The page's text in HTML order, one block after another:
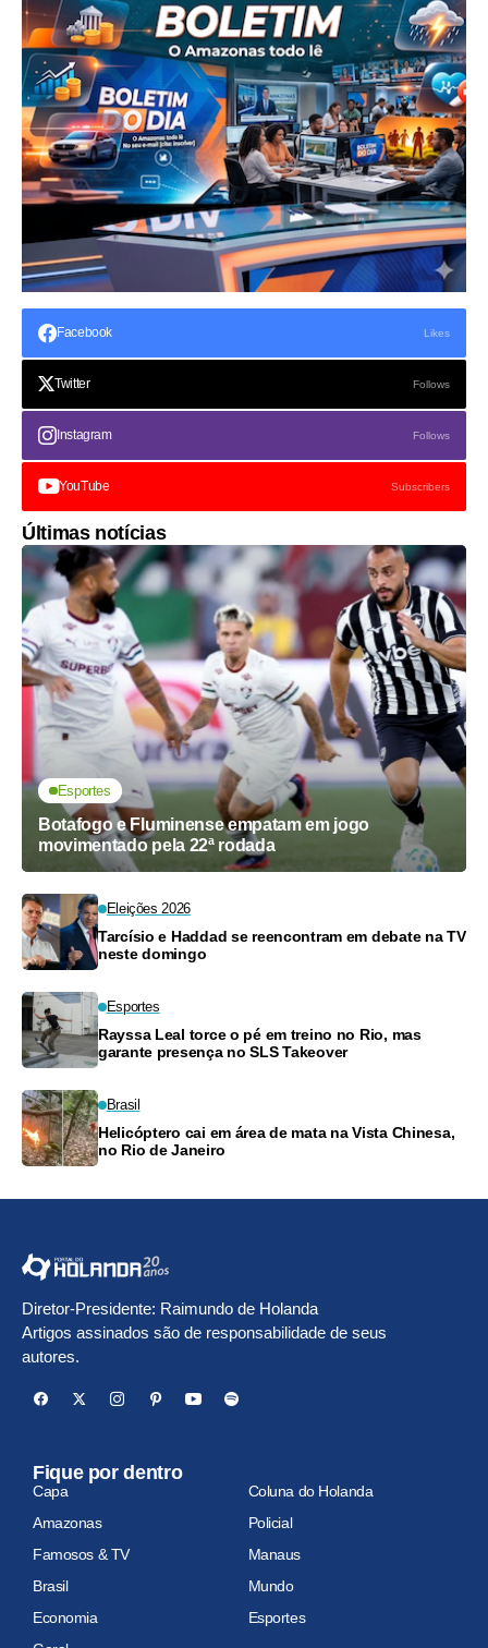
Facebook Likes
Twitter Follows
Instagram Follows
YouTube Subscribers
Últimas notícias
Esportes
Botafogo e Fluminense empatam em jogo
movimentado pela 22ª rodada
Eleições 2026
Tarcísio e Haddad se reencontram em debate na TV
neste domingo
Esportes
Rayssa Leal torce o pé em treino no Rio, mas
garante presença no SLS Takeover
Brasil
Helicóptero cai em área de mata na Vista Chinesa,
no Rio de Janeiro
Diretor-Presidente: Raimundo de Holanda
Artigos assinados são de responsabilidade de seus
autores.
Fique por dentro
Capa
Coluna do Holanda
Amazonas
Policial
Famosos & TV
Manaus
Brasil
Mundo
Economia
Esportes